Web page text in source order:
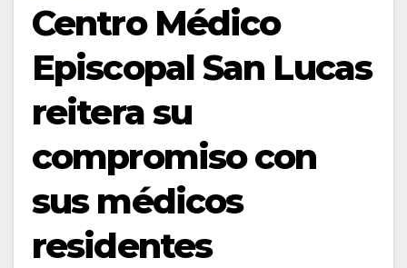
Centro Médico
Episcopal San Lucas
reitera su
compromiso con
sus médicos
residentes